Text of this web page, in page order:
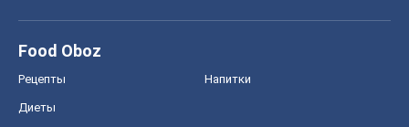
Food Oboz
Рецепты Напитки
Диеты